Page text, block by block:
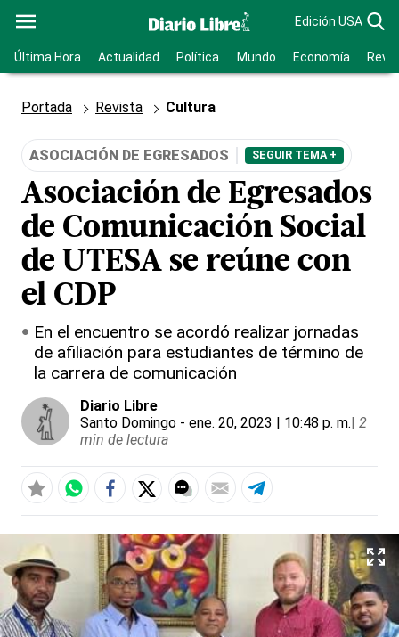
Edición USA
Última Hora Actualidad Política Mundo Economía
Portada Revista Cultura
ASOCIACIÓN DE EGRESADOS SEGUIR TEMA +
Asociación de Egresados
de Comunicación Social
de UTESA se reúne con
el CDP
En el encuentro se acordó realizar jornadas
de afiliación para estudiantes de término de
la carrera de comunicación
Diario Libre
Santo Domingo - ene. 20, 2023 | 10:48 p. m.| 2
min de lectura